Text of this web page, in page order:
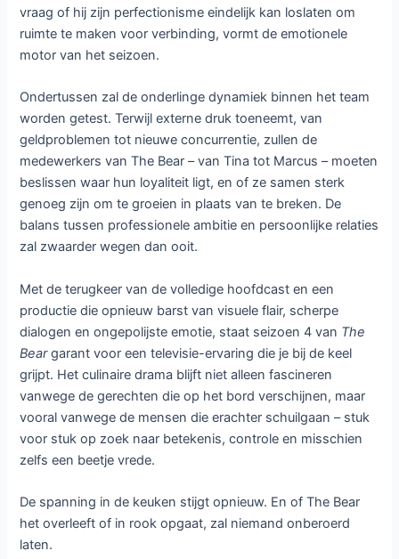
vraag of hij zijn perfectionisme eindelijk kan loslaten om
ruimte te maken voor verbinding, vormt de emotionele
motor van het seizoen.
Ondertussen zal de onderlinge dynamiek binnen het team
worden getest. Terwijl externe druk toeneemt, van
geldproblemen tot nieuwe concurrentie, zullen de
medewerkers van The Bear – van Tina tot Marcus – moeten
beslissen waar hun loyaliteit ligt, en of ze samen sterk
genoeg zijn om te groeien in plaats van te breken. De
balans tussen professionele ambitie en persoonlijke relaties
zal zwaarder wegen dan ooit.
Met de terugkeer van de volledige hoofdcast en een
productie die opnieuw barst van visuele flair, scherpe
dialogen en ongepolijste emotie, staat seizoen 4 van The
Beargarant voor een televisie-ervaring die je bij de keel
grijpt. Het culinaire drama blijft niet alleen fascineren
vanwege de gerechten die op het bord verschijnen, maar
vooral vanwege de mensen die erachter schuilgaan – stuk
voor stuk op zoek naar betekenis, controle en misschien
zelfs een beetje vrede.
De spanning in de keuken stijgt opnieuw. En of The Bear
het overleeft of in rook opgaat, zal niemand onberoerd
laten.